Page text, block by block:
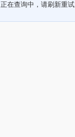
正在查询中，请刷新重试